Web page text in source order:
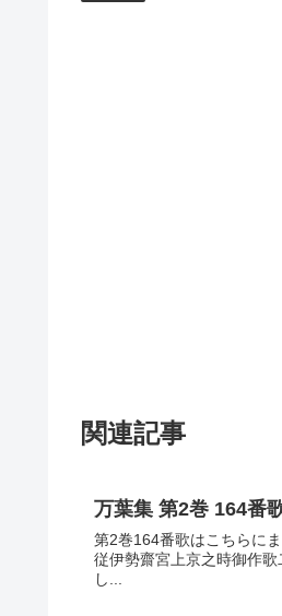
関連記事
万葉集 第2巻 164番
第2巻164番歌はこちらに
従伊勢齋宮上京之時御作
し...